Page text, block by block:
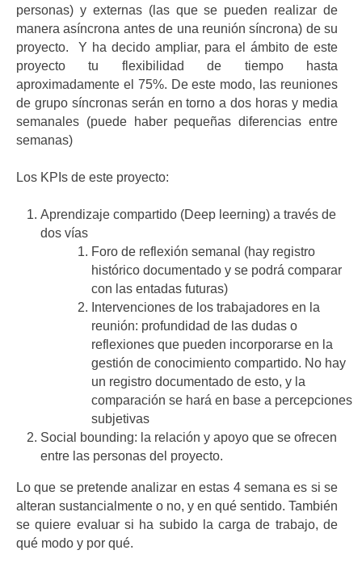
personas) y externas (las que se pueden realizar de
manera asíncrona antes de una reunión síncrona) de su
proyecto. Y ha decido ampliar, para el ámbito de este
proyecto tu flexibilidad de tiempo hasta
aproximadamente el 75%. De este modo, las reuniones
de grupo síncronas serán en torno a dos horas y media
semanales (puede haber pequeñas diferencias entre
semanas)
Los KPIs de este proyecto:
Aprendizaje compartido (Deep leerning) a través de
dos vías
Foro de reflexión semanal (hay registro
histórico documentado y se podrá comparar
con las entadas futuras)
Intervenciones de los trabajadores en la
reunión: profundidad de las dudas o
reflexiones que pueden incorporarse en la
gestión de conocimiento compartido. No hay
un registro documentado de esto, y la
comparación se hará en base a percepciones
subjetivas
Social bounding: la relación y apoyo que se ofrecen
entre las personas del proyecto.
Lo que se pretende analizar en estas 4 semana es si se
alteran sustancialmente o no, y en qué sentido. También
se quiere evaluar si ha subido la carga de trabajo, de
qué modo y por qué.